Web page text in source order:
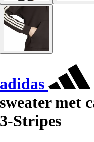
adidas
sweater met
3-Stripes